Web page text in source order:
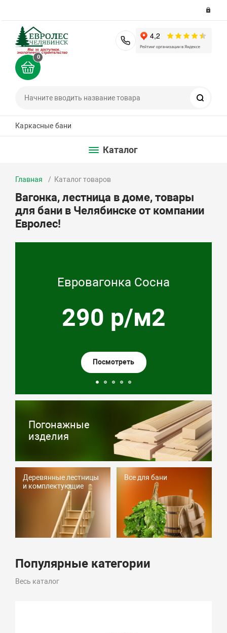
0
Каркасные бани
Каталог
Главная Каталог товаров
Вагонка, лестница в доме, товары
для бани в Челябинске от компании
Евролес!
Евровагонка Сосна
290 р/м2
Посмотреть
Погонажные
изделия
Деревянные лестницы
и комплектующие
Все для бани
Популярные категории
Весь каталог